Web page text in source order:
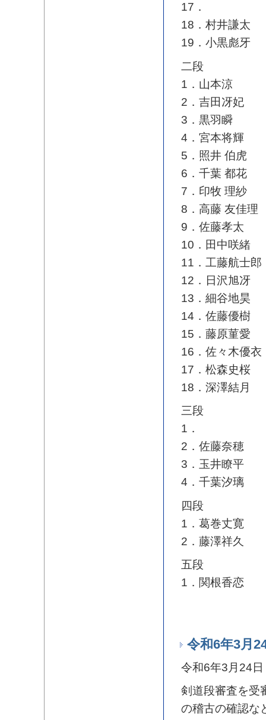
17．
18．村井謙太
19．小黒彪牙
二段
1．山本涼
2．吉田冴妃
3．黒羽瞬
4．宮本将輝
5．照井 伯虎
6．千葉 都花
7．印牧 理紗
8．高藤 友佳理
9．佐藤孝太
10．田中咲緒
11．工藤航士郎
12．日沢旭冴
13．細谷地昊
14．佐藤優樹
15．藤原菫愛
16．佐々木優衣
17．松森史桜
18．深澤結月
三段
1．
2．佐藤奈穂
3．玉井瞭平
4．千葉汐璃
四段
1．葛巻丈寛
2．藤澤祥久
五段
1．関根香恋
令和6年3月
令和6年3月24
剣道段審査を受
の稽古の確認な